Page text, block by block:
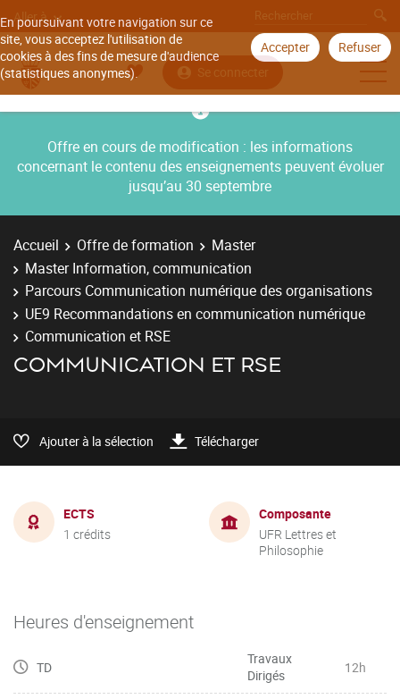
En poursuivant votre navigation sur ce
site, vous acceptez l'utilisation de
cookies à des fins de mesure d'audience
(statistiques anonymes).
Accepter Refuser
Aller à
Se connecter
Offre en cours de modification : les informations
concernant le contenu des enseignements peuvent évoluer
jusqu’au 30 septembre
Accueil Offre de formation
Master
Master Information, communication
Parcours Communication numérique des organisations
UE9 Recommandations en communication numérique
Communication et RSE
COMMUNICATION ET RSE
Ajouter à la sélection Télécharger
ECTS
1 crédits
Composante
UFR Lettres et
Philosophie
Heures d'enseignement
TD
Travaux
Dirigés
12h